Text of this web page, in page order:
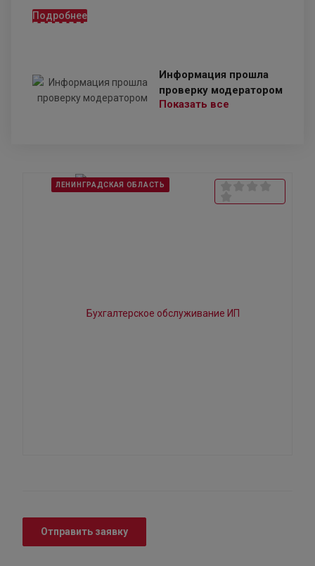
Подробнее
Информация прошла
проверку модератором
Показать все
ЛЕНИНГРАДСКАЯ ОБЛАСТЬ
Отправить заявку